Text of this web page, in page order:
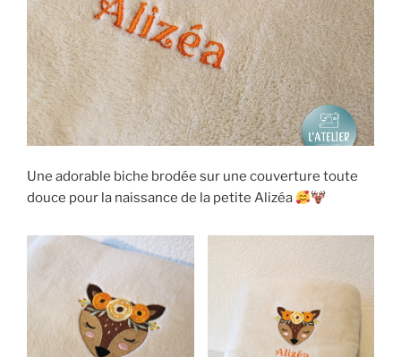
Une adorable biche brodée sur une couverture toute
douce pour la naissance de la petite Alizéa